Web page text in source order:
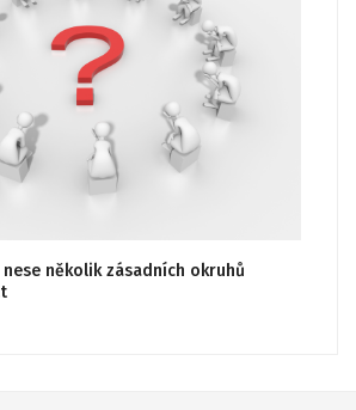
několik zásadních okruhů